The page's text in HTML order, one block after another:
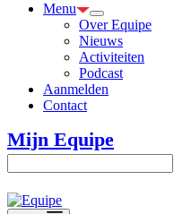
Menu
Over Equipe
Nieuws
Activiteiten
Podcast
Aanmelden
Contact
Mijn Equipe
Geen